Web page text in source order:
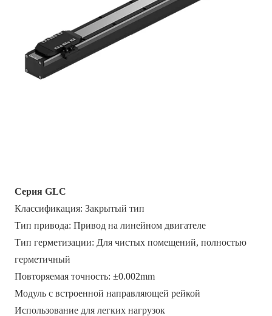
Серия GLC
Классификация: Закрытый тип
Тип привода: Привод на линейном двигателе
Тип герметизации: Для чистых помещений, полностью
герметичный
Повторяемая точность: ±0.002mm
Модуль с встроенной направляющей рейкой
Использование для легких нагрузок